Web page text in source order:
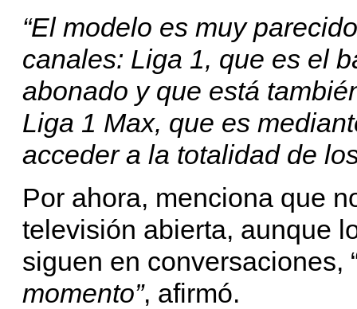
“El modelo es muy
canales: Liga 1, que es el
abonado y que está
Liga 1 Max, que es
acceder a la totalidad de
Por ahora, menciona que
televisión abierta, aunque
siguen en conversaciones,
momento”, afirmó.